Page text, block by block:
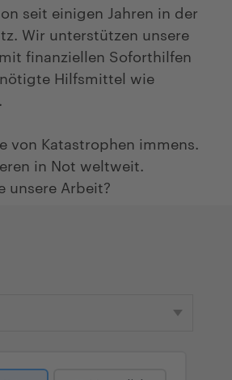
seit einigen Jahren in der
Wir unterstützen unsere
finanziellen Soforthilfen
Hilfsmittel wie
von Katastrophen immens.
in Not weltweit.
unsere Arbeit?